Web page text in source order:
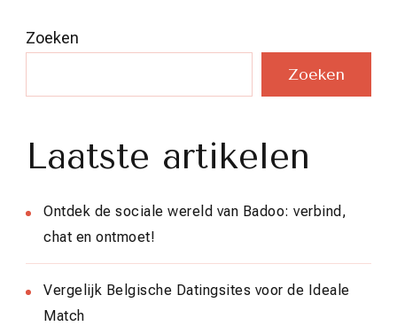
Zoeken
Zoeken
Laatste artikelen
Ontdek de sociale wereld van Badoo: verbind,
chat en ontmoet!
Vergelijk Belgische Datingsites voor de Ideale
Match